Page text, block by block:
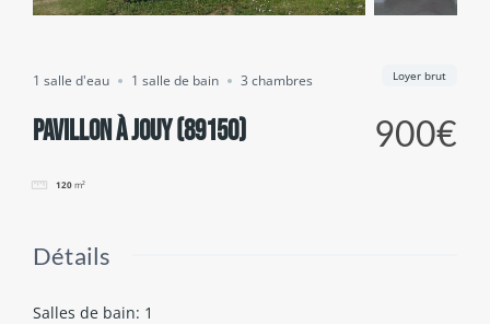
1 salle d'eau 1 salle de bain 3 chambres
Pavillon à JOUY (89150)
120 m²
900€
Loyer brut
Détails
Salles de bain: 1